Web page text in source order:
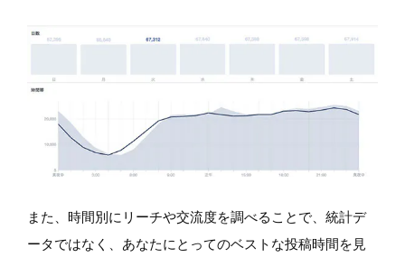
また、時間別にリーチや交流度を調べることで、統計デ
ータではなく、あなたにとってのベストな投稿時間を見